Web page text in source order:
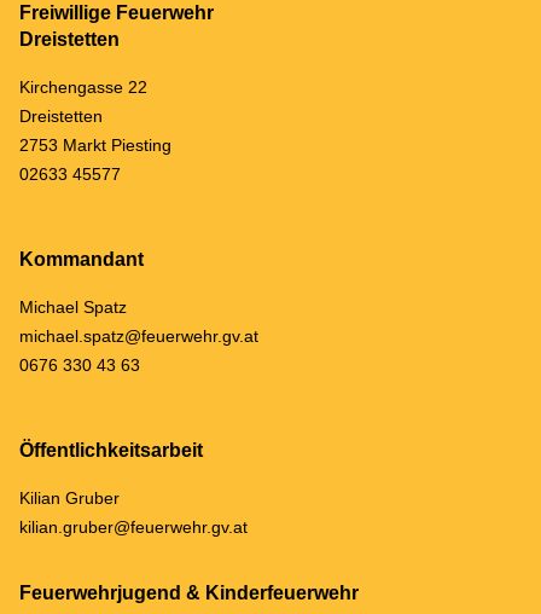
Freiwillige Feuerwehr
Dreistetten
Kirchengasse 22
Dreistetten
2753 Markt Piesting
02633 45577
Kommandant
Michael Spatz
michael.spatz@feuerwehr.gv.at
0676 330 43 63
Öffentlichkeitsarbeit
Kilian Gruber
kilian.gruber@feuerwehr.gv.at
Feuerwehrjugend & Kinderfeuerwehr